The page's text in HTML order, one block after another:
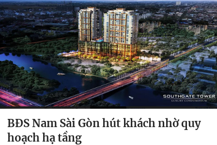
BĐS Nam Sài Gòn hút khách nhờ quy
hoạch hạ tầng